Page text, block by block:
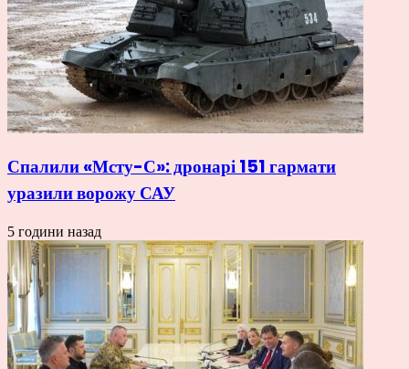
Спалили «Мсту-С»: дронарі 151 гармати
уразили ворожу САУ
5 години назад